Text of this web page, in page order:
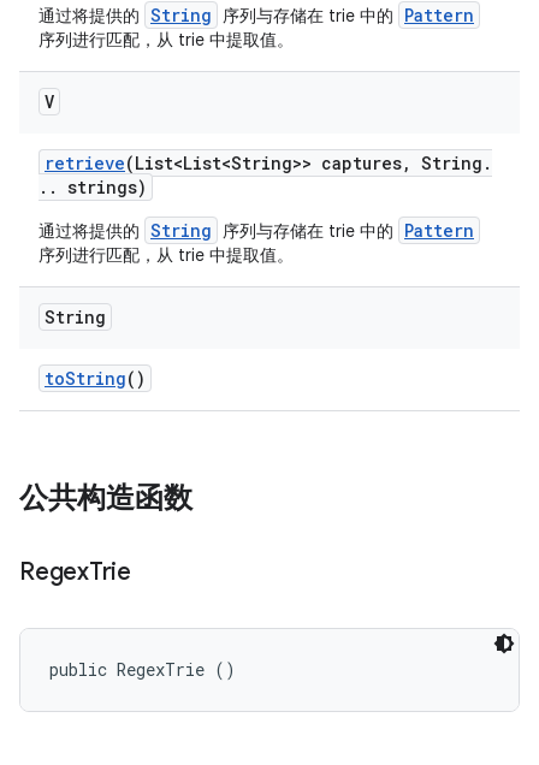
通过将提供的 String 序列与存储在 trie 中的 Pattern
序列进行匹配，从 trie 中提取值。
V
retrieve(List<List<String>> captures, String .
. . strings)
通过将提供的 String 序列与存储在 trie 中的 Pattern
序列进行匹配，从 trie 中提取值。
String
toString()
公共构造函数
RegexTrie
public RegexTrie ()